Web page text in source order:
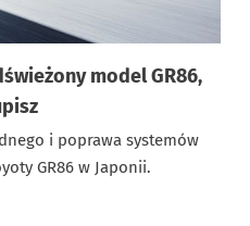
model GR86,
i poprawa systemów
GR86 w Japonii.